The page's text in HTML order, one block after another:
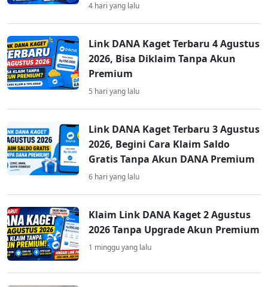
4 hari yang lalu
Link DANA Kaget Terbaru 4 Agustus
2026, Bisa Diklaim Tanpa Akun
Premium
5 hari yang lalu
Link DANA Kaget Terbaru 3 Agustus
2026, Begini Cara Klaim Saldo
Gratis Tanpa Akun DANA Premium
6 hari yang lalu
Klaim Link DANA Kaget 2 Agustus
2026 Tanpa Upgrade Akun Premium
1 minggu yang lalu